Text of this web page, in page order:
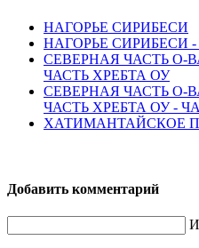
НАГОРЬЕ СИРИБЕСИ
НАГОРЬЕ СИРИБЕСИ -
СЕВЕРНАЯ ЧАСТЬ О-
ЧАСТЬ ХРЕБТА ОУ
СЕВЕРНАЯ ЧАСТЬ О-
ЧАСТЬ ХРЕБТА ОУ -
ХАТИМАНТАЙСКОЕ
Добавить комментарий